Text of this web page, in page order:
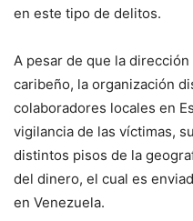
en este tipo de delitos.
A pesar de que la
caribeño, la organización
colaboradores locales en
vigilancia de las víctimas,
distintos pisos de la
del dinero, el cual es
en Venezuela.